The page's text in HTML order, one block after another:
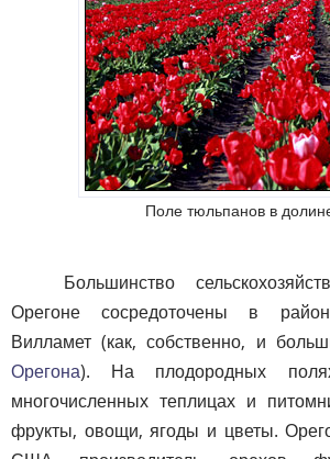
Поле тюльпанов в
Большинство
Орегоне сосредоточены в
Вилламет (как, собственно, и
Орегона). На плодородных
многочисленных теплицах и
фрукты, овощи, ягоды и цветы.